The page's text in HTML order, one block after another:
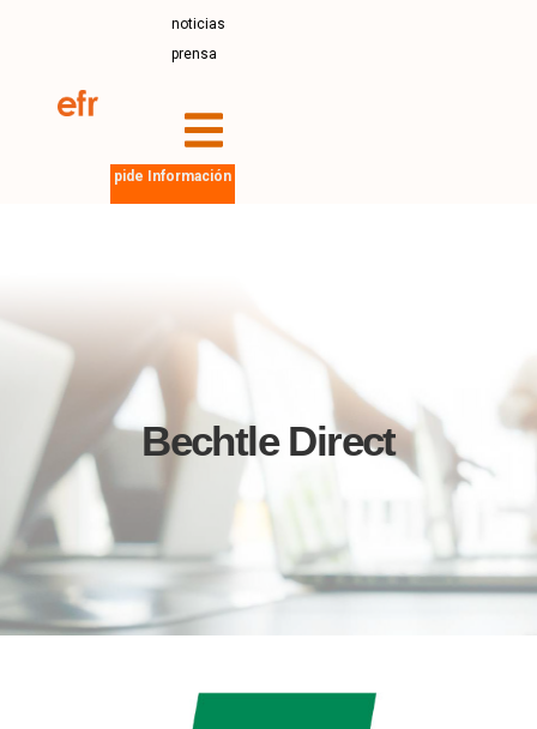
noticias
prensa
pide Información
Bechtle Direct